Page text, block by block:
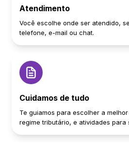
Atendimento
Você escolhe onde ser atendido,
telefone, e-mail ou chat.
Cuidamos de tudo
Te guiamos para escolher a melhor
regime tributário, e atividades para